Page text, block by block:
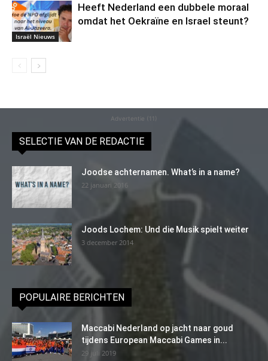
Israël Nieuws
Heeft Nederland een dubbele moraal
omdat het Oekraïne en Israel steunt?
Advertentie (11)
SELECTIE VAN DE REDACTIE
Joodse achternamen. What’s in a name?
22 januari 2016
Joods Lochem: Und die Musik spielt weiter
3 december 2014
POPULAIRE BERICHTEN
Maccabi Nederland op jacht naar goud
tijdens European Maccabi Games in...
29 juli 2019